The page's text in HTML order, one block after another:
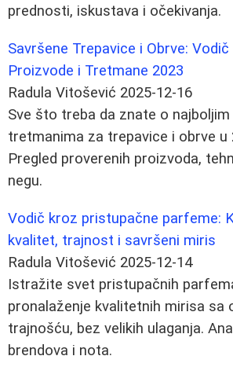
prednosti, iskustava i očekivanja.
Savršene Trepavice i Obrve:
Proizvode i Tretmane 2023
Radula Vitošević 2025-12-16
Sve što treba da znate o
tretmanima za trepavice i obrve u
Pregled proverenih proizvoda,
negu.
Vodič kroz pristupačne parfeme:
kvalitet, trajnost i savršeni miris
Radula Vitošević 2025-12-14
Istražite svet pristupačnih
pronalaženje kvalitetnih mirisa sa
trajnošću, bez velikih ulaganja.
brendova i nota.